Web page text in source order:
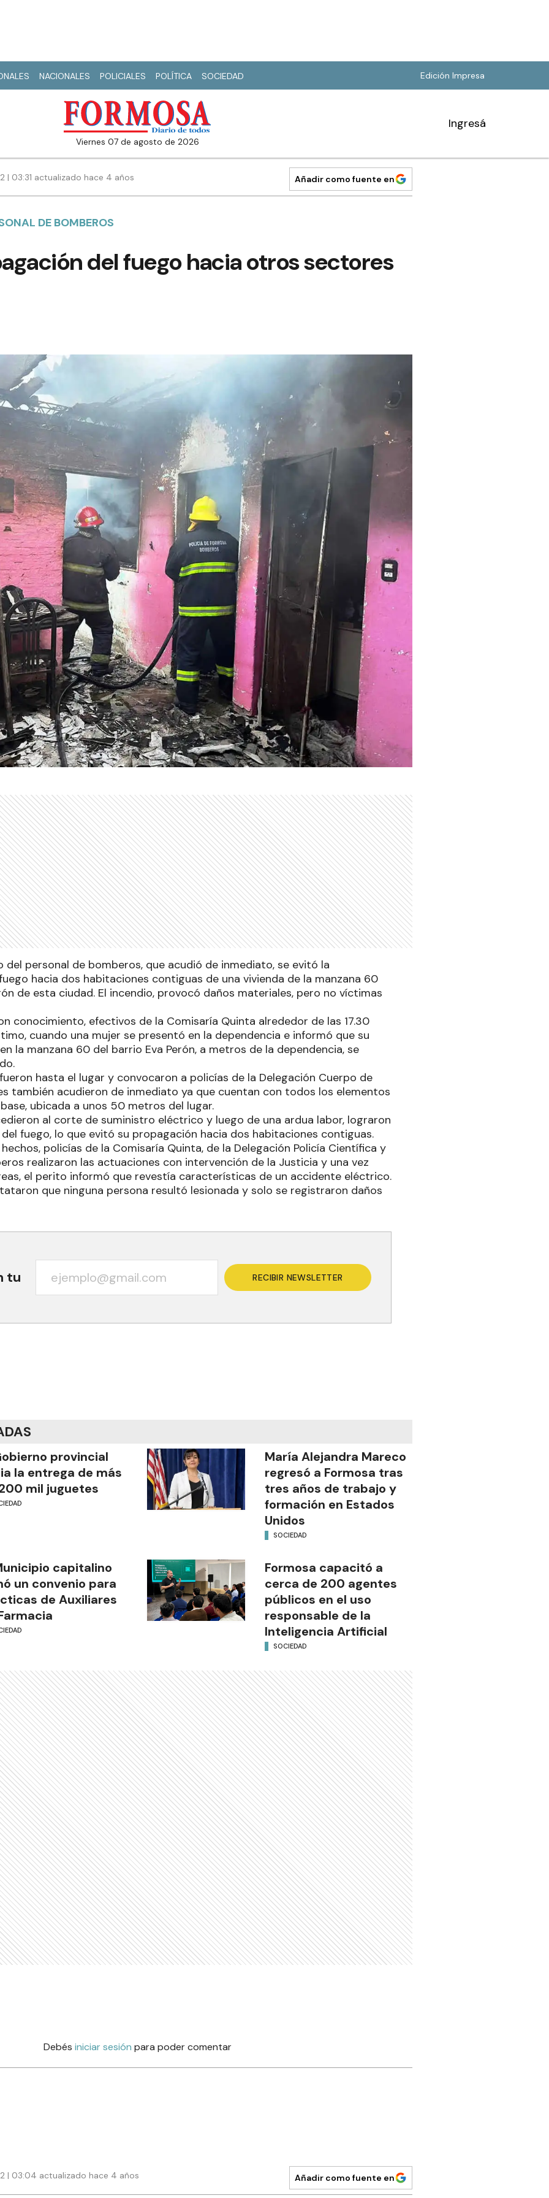
NACIONALES POLICIALES POLÍTICA SOCIEDAD Edición Impresa
viernes 07 de agosto de 2026
Ingresá
| 03:31 actualizado hace 4 años Añadir como fuente en
DE BOMBEROS
del fuego hacia otros sectores
del personal de bomberos, que acudió de inmediato, se evitó la
hacia dos habitaciones contiguas de una vivienda de la manzana 60
de esta ciudad. El incendio, provocó daños materiales, pero no víctimas
conocimiento, efectivos de la Comisaría Quinta alrededor de las 17.30
cuando una mujer se presentó en la dependencia e informó que su
la manzana 60 del barrio Eva Perón, a metros de la dependencia, se
hasta el lugar y convocaron a policías de la Delegación Cuerpo de
también acudieron de inmediato ya que cuentan con todos los elementos
ubicada a unos 50 metros del lugar.
al corte de suministro eléctrico y luego de una ardua labor, lograron
fuego, lo que evitó su propagación hacia dos habitaciones contiguas.
policías de la Comisaría Quinta, de la Delegación Policía Científica y
realizaron las actuaciones con intervención de la Justicia y una vez
el perito informó que revestía características de un accidente eléctrico.
que ninguna persona resultó lesionada y solo se registraron daños
tu RECIBIR NEWSLETTER
provincial
la entrega de más
mil juguetes
María Alejandra Mareco
regresó a Formosa tras
tres años de trabajo y
formación en Estados
Unidos
SOCIEDAD
capitalino
un convenio para
de Auxiliares
Formosa capacitó a
cerca de 200 agentes
públicos en el uso
responsable de la
Inteligencia Artificial
SOCIEDAD
Debés iniciar sesión para poder comentar
| 03:04 actualizado hace 4 años Añadir como fuente en